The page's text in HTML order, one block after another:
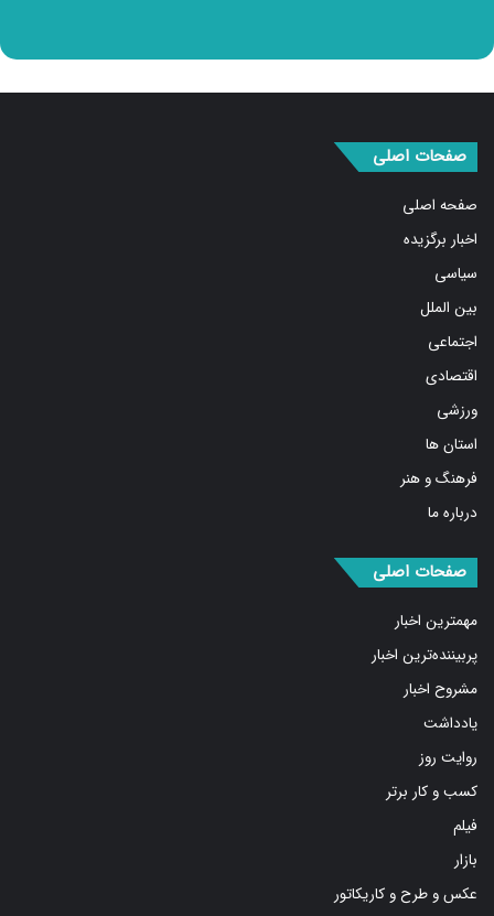
صفحات اصلی
صفحه اصلی
اخبار برگزیده
سیاسی
بین الملل
اجتماعی
اقتصادی
ورزشی
استان ها
فرهنگ و هنر
درباره ما
صفحات اصلی
مهمترین اخبار
پربیننده‌ترین اخبار
مشروح اخبار
یادداشت
روایت روز
کسب و کار برتر
فیلم
بازار
عکس و طرح و کاریکاتور